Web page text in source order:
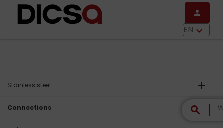
Skip to main content
person
EN keyboard_arrow_down
search
Stainless steel add
Connections remove